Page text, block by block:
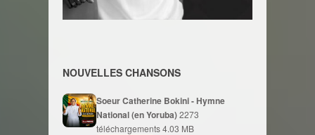
NOUVELLES CHANSONS
Soeur Catherine Bokini - Hymne
National (en Yoruba)2273
téléchargements4.03 MB